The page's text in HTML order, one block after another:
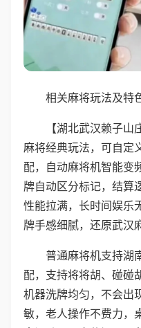
相关麻将玩法及特
【湖北武汉赖子
麻将经典玩法，可自定
配，自动麻将机智能变
牌自动区分标记，结算
性能拉满，长时间娱乐
牌手感细腻，还原武汉
普通麻将机支持湖
配，支持将将胡、碰碰
机器洗牌均匀，不会出
敏，老人操作不费力，